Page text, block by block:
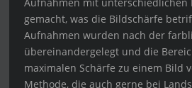
Aufnahmen mit unterschiedlichen
gemacht, was die Bildschärfe
Aufnahmen wurden nach der
übereinandergelegt und die
maximalen Schärfe zu einem Bild
Methode, die auch gerne bei